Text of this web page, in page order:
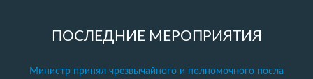
ПОСЛЕДНИЕ МЕРОПРИЯТИЯ
Министр принял чрезвычайного и полномочного посла